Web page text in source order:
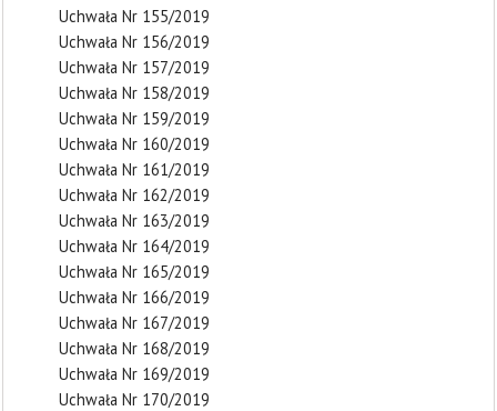
Uchwała Nr 155/2019
Uchwała Nr 156/2019
Uchwała Nr 157/2019
Uchwała Nr 158/2019
Uchwała Nr 159/2019
Uchwała Nr 160/2019
Uchwała Nr 161/2019
Uchwała Nr 162/2019
Uchwała Nr 163/2019
Uchwała Nr 164/2019
Uchwała Nr 165/2019
Uchwała Nr 166/2019
Uchwała Nr 167/2019
Uchwała Nr 168/2019
Uchwała Nr 169/2019
Uchwała Nr 170/2019